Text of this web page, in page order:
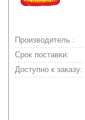
Производитель :
Срок поставки:
Доступно к заказу: